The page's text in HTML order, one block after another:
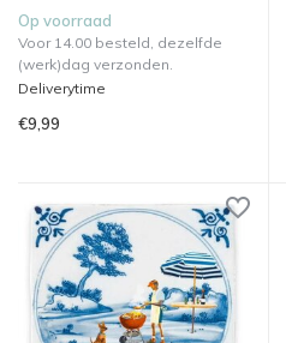
Op voorraad
Voor 14.00 besteld, dezelfde
(werk)dag verzonden.
Deliverytime
€9,99